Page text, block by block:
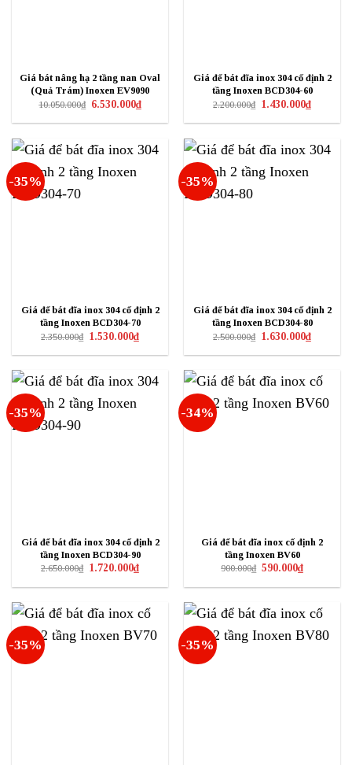
Giá bát nâng hạ 2 tầng nan Oval
(Quả Trám) Inoxen EV9090
10.050.000₫ Giá
là:
6.530.000₫Giá
hiện
tại
6.530.000₫.
Giá để bát đĩa inox 304 cố định 2
tầng Inoxen BCD304-60
2.200.000₫ Giá
là:
1.430.000₫Giá
hiện
tại
-35%
Giá để bát đĩa inox 304 cố định 2
tầng Inoxen BCD304-70
2.350.000₫ Giá
là:
1.530.000₫Giá
hiện
tại
-35%
Giá để bát đĩa inox 304 cố định 2
tầng Inoxen BCD304-80
2.500.000₫ Giá
là:
1.630.000₫Giá
hiện
tại
-35%
Giá để bát đĩa inox 304 cố định 2
tầng Inoxen BCD304-90
2.650.000₫ Giá
là:
1.720.000₫Giá
hiện
tại
-34%
Giá để bát đĩa inox cố định 2
tầng Inoxen BV60
900.000₫ Giá
là:
590.000₫Giá
hiện
tại
-35% -35%